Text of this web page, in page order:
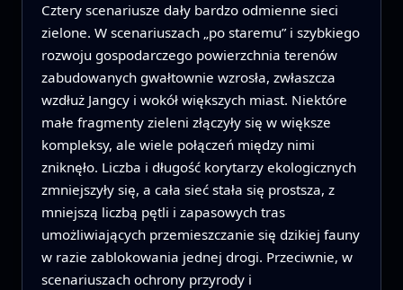
Cztery scenariusze dały bardzo odmienne sieci
zielone. W scenariuszach „po staremu” i szybkiego
rozwoju gospodarczego powierzchnia terenów
zabudowanych gwałtownie wzrosła, zwłaszcza
wzdłuż Jangcy i wokół większych miast. Niektóre
małe fragmenty zieleni złączyły się w większe
kompleksy, ale wiele połączeń między nimi
zniknęło. Liczba i długość korytarzy ekologicznych
zmniejszyły się, a cała sieć stała się prostsza, z
mniejszą liczbą pętli i zapasowych tras
umożliwiających przemieszczanie się dzikiej fauny
w razie zablokowania jednej drogi. Przeciwnie, w
scenariuszach ochrony przyrody i